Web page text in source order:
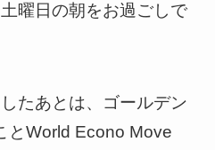
曜日の朝をお過ごしで
たあとは、ゴールデン
とWorld Econo Move